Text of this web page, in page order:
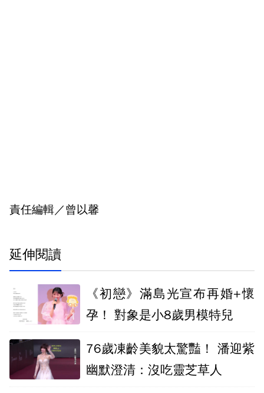
責任編輯／曾以馨
延伸閱讀
《初戀》滿島光宣布再婚+懷
孕！ 對象是小8歲男模特兒
76歲凍齡美貌太驚豔！ 潘迎紫
幽默澄清：沒吃靈芝草人